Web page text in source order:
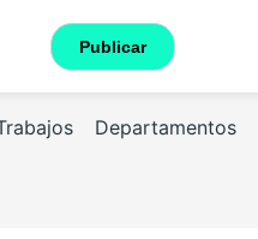
Publicar
Departamentos